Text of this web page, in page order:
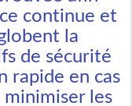
continue et
la
de sécurité
rapide en cas
les